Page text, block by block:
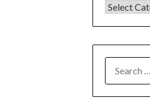
KATEGORI
FOR: